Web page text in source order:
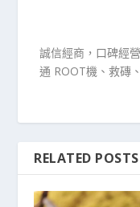
誠信經商，口碑經
通 ROOT機、救磚
RELATED POSTS